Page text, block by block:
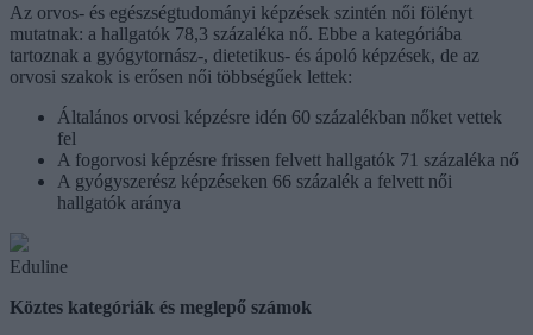
Az orvos- és egészségtudományi képzések szintén női fölényt
mutatnak: a hallgatók 78,3 százaléka nő. Ebbe a kategóriába
tartoznak a gyógytornász-, dietetikus- és ápoló képzések, de az
orvosi szakok is erősen női többségűek lettek:
Általános orvosi képzésre idén 60 százalékban nőket vettek
fel
A fogorvosi képzésre frissen felvett hallgatók 71 százaléka nő
A gyógyszerész képzéseken 66 százalék a felvett női
hallgatók aránya
Eduline
Köztes kategóriák és meglepő számok